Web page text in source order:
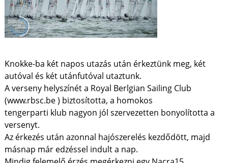
Knokke-ba két napos utazás után érkeztünk meg, két
autóval és két utánfutóval utaztunk.
A verseny helyszínét a Royal Berlgian Sailing Club
(www.rbsc.be ) biztosította, a homokos
tengerparti klub nagyon jól szervezetten bonyolította a
versenyt.
Az érkezés után azonnal hajószerelés kezdődött, majd
másnap már edzéssel indult a nap.